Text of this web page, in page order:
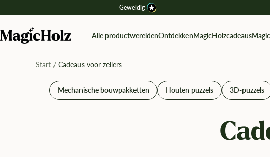
zum
Geweldig
Alle productwereldenOntdekkenMagicHolzcadeaus
MagicHolz
Start Cadeaus voor zeilers
Mechanische bouwpakketten Houten puzzels 3D-puzzels